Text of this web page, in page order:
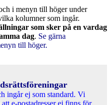
i menyn till höger under
kolumner som ingår.
som sker på en vardag
dag. Se gärna
till höger.
ingår ej som standard. Vi